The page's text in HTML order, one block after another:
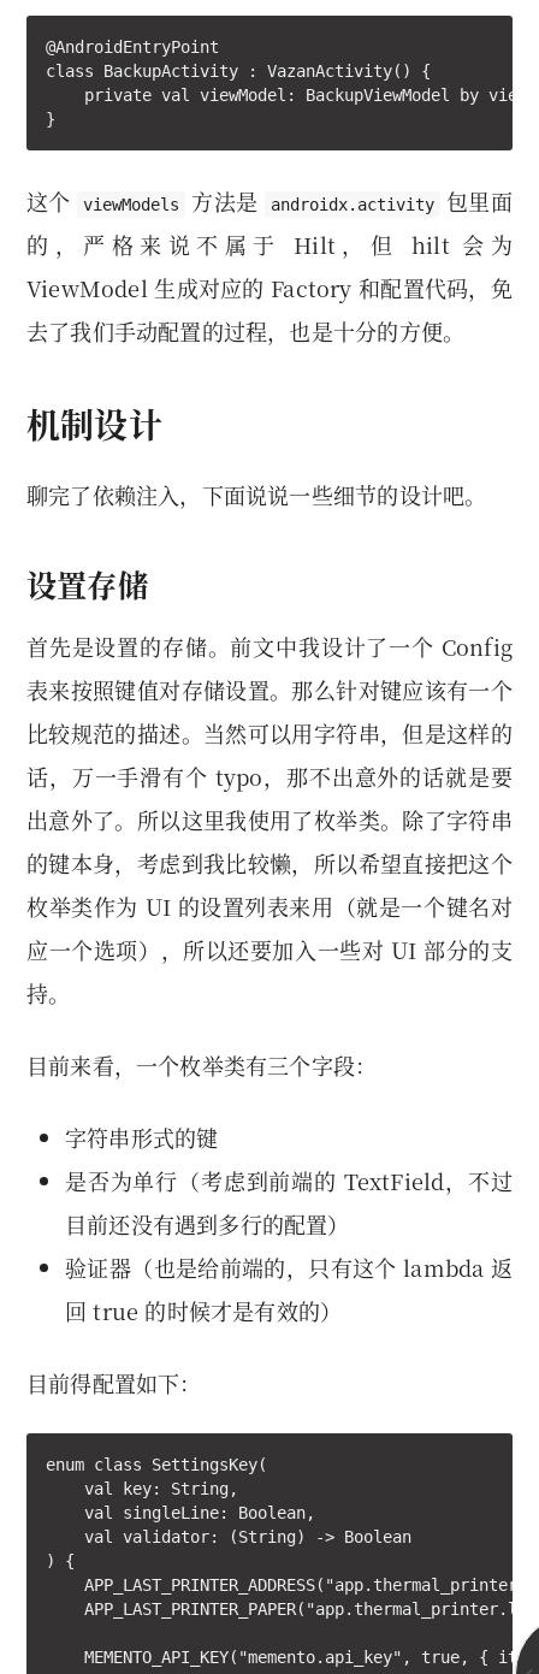
@AndroidEntryPoint
class BackupActivity : VazanActivity() {
private val viewModel: BackupViewModel by
}
这个 viewModels 方法是 androidx.activity
包里面
的，严格来说不属于 Hilt，但 hilt 会为
ViewModel 生成对应的 Factory 和配置代码，免
去了我们手动配置的过程，也是十分的方便。
机制设计
聊完了依赖注入，下面说说一些细节的设计吧。
设置存储
首先是设置的存储。前文中我设计了一个 Config
表来按照键值对存储设置。那么针对键应该有一个
比较规范的描述。当然可以用字符串，但是这样的
话，万一手滑有个 typo，那不出意外的话就是要
出意外了。所以这里我使用了枚举类。除了字符串
的键本身，考虑到我比较懒，所以希望直接把这个
枚举类作为 UI 的设置列表来用（就是一个键名对
应一个选项），所以还要加入一些对 UI 部分的支
持。
目前来看，一个枚举类有三个字段：
字符串形式的键
是否为单行（考虑到前端的 TextField，不过
目前还没有遇到多行的配置）
验证器（也是给前端的，只有这个 lambda 返
回 true 的时候才是有效的）
目前得配置如下：
enum class SettingsKey(
    val key: String,
    val singleLine: Boolean,
    val validator: (String) -> Boolean
) {
MEMENTO_API_KEY("memento.api_key", true, {